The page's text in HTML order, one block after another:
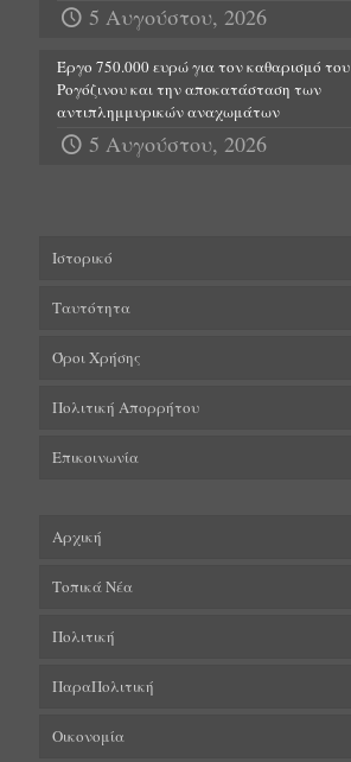
5 Αυγούστου, 2026
Έργο 750.000 ευρώ για τον καθαρισμό του
Ρογόζινου και την αποκατάσταση των
αντιπλημμυρικών αναχωμάτων
5 Αυγούστου, 2026
Ιστορικό
Ταυτότητα
Όροι Χρήσης
Πολιτική Απορρήτου
Επικοινωνία
Αρχική
Τοπικά Νέα
Πολιτική
ΠαραΠολιτική
Οικονομία